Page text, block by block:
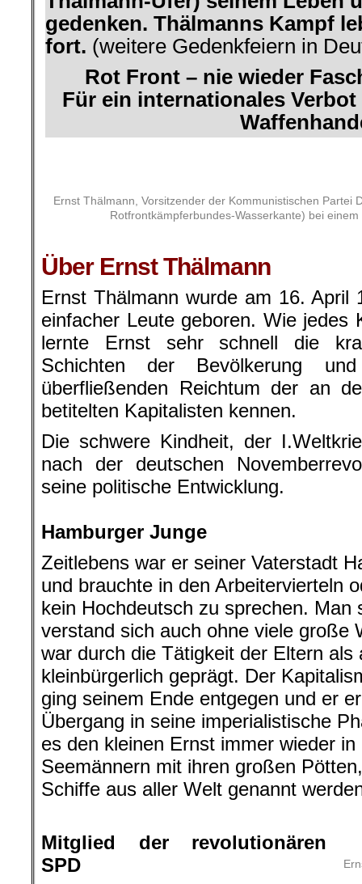
gedenken. Thälmanns Kampf
fort. (weitere Gedenkfeiern in
Rot Front – nie wieder
Für ein internationales
Ernst Thälmann, Vorsitzender der Kommunistischen
Rotfrontkämpferbundes-Wasserkante) bei
Über Ernst Thälmann
Ernst Thälmann wurde am 16. April
einfacher Leute geboren. Wie jedes
lernte Ernst sehr schnell die
Schichten der Bevölkerung
überfließenden Reichtum der an
betitelten Kapitalisten kennen.
Die schwere Kindheit, der
nach der deutschen
seine politische Entwicklung.
Hamburger Junge
Zeitlebens war er seiner Vaterstadt
und brauchte in den Arbeitervierteln
kein Hochdeutsch zu sprechen. Man
verstand sich auch ohne viele große
war durch die Tätigkeit der Eltern als
kleinbürgerlich geprägt. Der
ging seinem Ende entgegen und er
Übergang in seine imperialistische
es den kleinen Ernst immer wieder
Seemännern mit ihren großen
Schiffe aus aller Welt genannt
Mitglied der revolutionären
SPD